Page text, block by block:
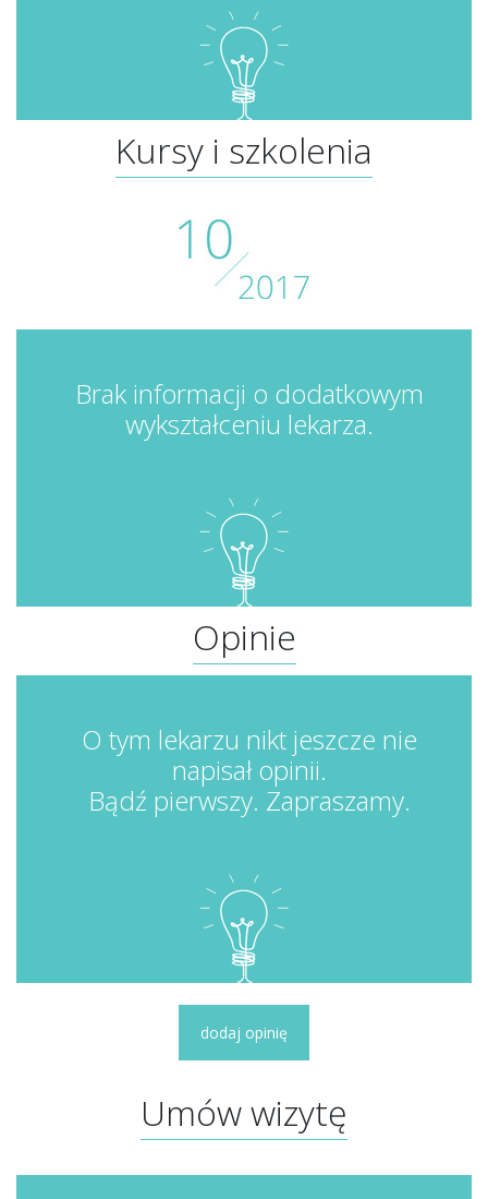
Kursy i szkolenia
Brak informacji o dodatkowym
wykształceniu lekarza.
Opinie
O tym lekarzu nikt jeszcze nie
napisał opinii.
Bądź pierwszy. Zapraszamy.
dodaj opinię
Umów wizytę